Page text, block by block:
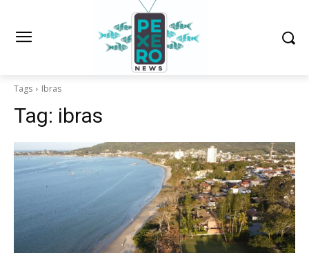
Tags Ibras
Tag: ibras